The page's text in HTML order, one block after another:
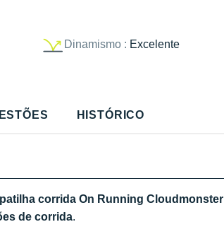
Dinamismo : Excelente
HISTÓRICO
corrida On Running Cloudmonster
de corrida.